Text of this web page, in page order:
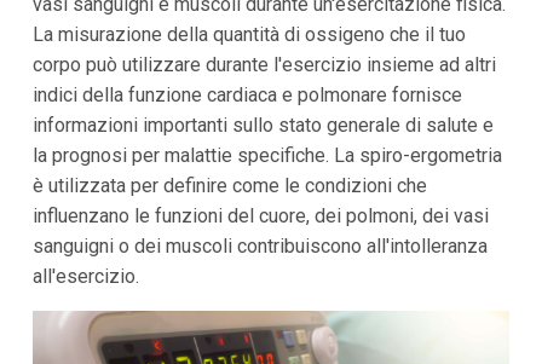
La misurazione della quantità di ossigeno che il tuo
corpo può utilizzare durante l'esercizio insieme ad altri
indici della funzione cardiaca e polmonare fornisce
informazioni importanti sullo stato generale di salute e
la prognosi per malattie specifiche. La spiro-ergometria
è utilizzata per definire come le condizioni che
influenzano le funzioni del cuore, dei polmoni, dei vasi
sanguigni o dei muscoli contribuiscono all'intolleranza
all'esercizio.